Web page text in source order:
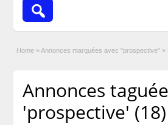
Home »Annonces marquées avec "prospective" »
Annonces
'prospective' (18)